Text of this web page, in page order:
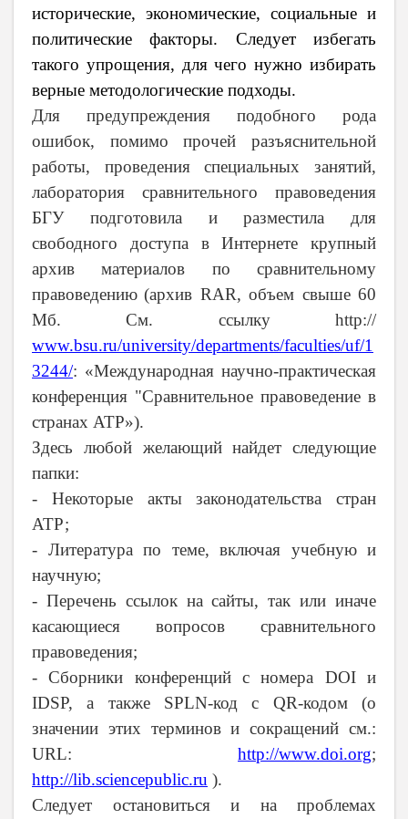
исторические, экономические, социальные и
политические факторы. Следует избегать
такого упрощения, для чего нужно избирать
верные методологические подходы.
Для предупреждения подобного рода
ошибок, помимо прочей разъяснительной
работы, проведения специальных занятий,
лаборатория сравнительного правоведения
БГУ подготовила и разместила для
свободного доступа в Интернете крупный
архив материалов по сравнительному
правоведению (архив RAR, объем свыше 60
Мб. См. ссылку http://
www.bsu.ru/university/departments/faculties/uf/1
3244/: «Международная научно-практическая
конференция "Сравнительное правоведение в
странах АТР»).
Здесь любой желающий найдет следующие
папки:
- Некоторые акты законодательства стран
АТР;
- Литература по теме, включая учебную и
научную;
- Перечень ссылок на сайты, так или иначе
касающиеся вопросов сравнительного
правоведения;
- Сборники конференций с номера DOI и
IDSP, а также SPLN-код с QR-кодом (о
значении этих терминов и сокращений см.:
URL: http://www.doi.org;
http://lib.sciencepublic.ru ).
Следует остановиться и на проблемах